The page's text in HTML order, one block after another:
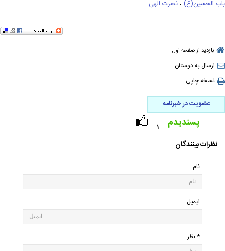
باب الحسین(ع) ، نصرت الهی
بازدید از صفحه اول
ارسال به دوستان
نسخه چاپی
عضویت در خبرنامه
۱ پسندیدم
نظرات بینندگان
نام
ایمیل
* نظر